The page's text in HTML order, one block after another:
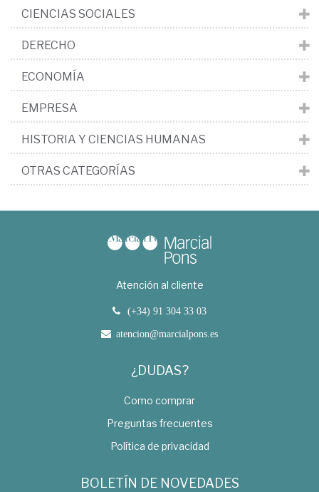
CIENCIAS SOCIALES
DERECHO
ECONOMÍA
EMPRESA
HISTORIA Y CIENCIAS HUMANAS
OTRAS CATEGORÍAS
Atención al cliente
(+34) 91 304 33 03
atencion@marcialpons.es
¿DUDAS?
Como comprar
Preguntas frecuentes
Política de privacidad
BOLETÍN DE NOVEDADES